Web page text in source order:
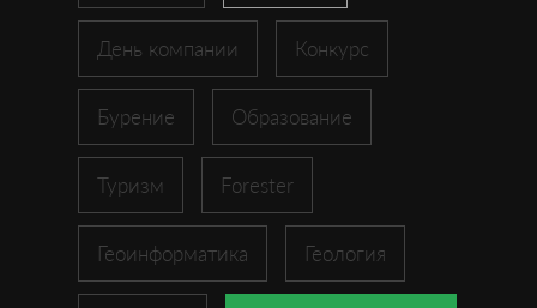
День компании Конкурс
Бурение Образование
Туризм Forester
Геоинформатика Геология